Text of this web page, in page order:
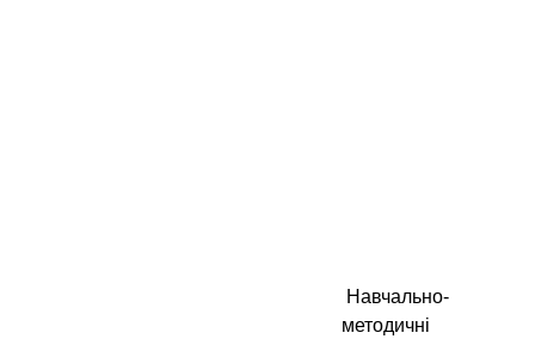
Навчально-
методичні